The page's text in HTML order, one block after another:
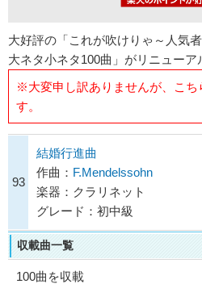
大好評の「これが吹けりゃ～人気
大ネタ小ネタ100曲」がリニューア
※大変申し訳ありませんが、こち
す。
93
結婚行進曲
作曲： F.Mendelssohn
楽器：クラリネット
グレード：初中級
収載曲一覧
100曲を収載